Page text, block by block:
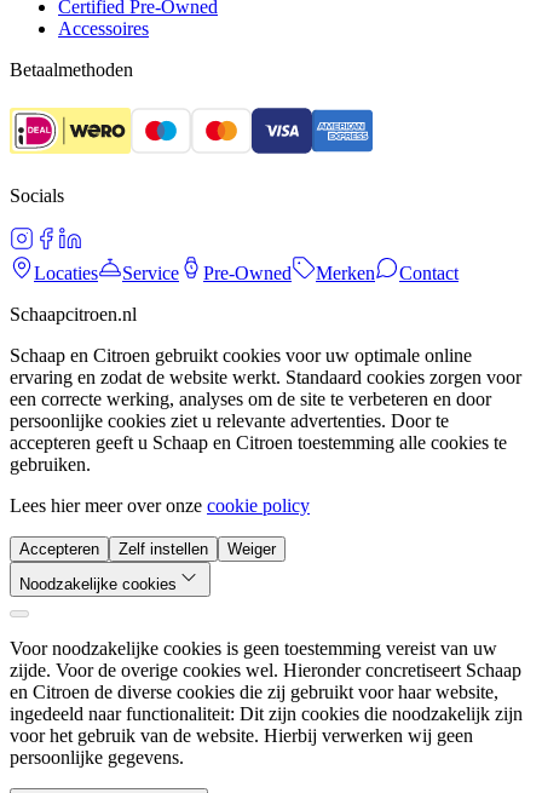
Certified Pre-Owned
Accessoires
Betaalmethoden
Socials
Locaties Service Pre-Owned Merken
Contact
Schaapcitroen.nl
Schaap en Citroen gebruikt cookies voor uw optimale online
ervaring en zodat de website werkt. Standaard cookies zorgen voor
een correcte werking, analyses om de site te verbeteren en door
persoonlijke cookies ziet u relevante advertenties. Door te
accepteren geeft u Schaap en Citroen toestemming alle cookies te
gebruiken.
Lees hier meer over onze cookie policy
Accepteren Zelf instellen
Weiger
Noodzakelijke cookies
Voor noodzakelijke cookies is geen toestemming vereist van uw
zijde. Voor de overige cookies wel. Hieronder concretiseert Schaap
en Citroen de diverse cookies die zij gebruikt voor haar website,
ingedeeld naar functionaliteit: Dit zijn cookies die noodzakelijk zijn
voor het gebruik van de website. Hierbij verwerken wij geen
persoonlijke gegevens.